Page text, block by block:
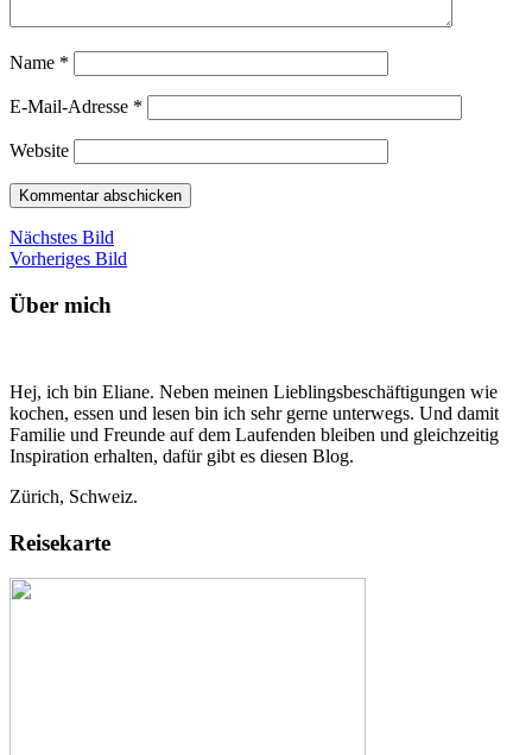
Name *
E-Mail-Adresse *
Website
Nächstes Bild
Vorheriges Bild
Über mich
Hej, ich bin Eliane. Neben meinen Lieblingsbeschäftigungen wie
kochen, essen und lesen bin ich sehr gerne unterwegs. Und damit
Familie und Freunde auf dem Laufenden bleiben und gleichzeitig
Inspiration erhalten, dafür gibt es diesen Blog.
Zürich, Schweiz.
Reisekarte